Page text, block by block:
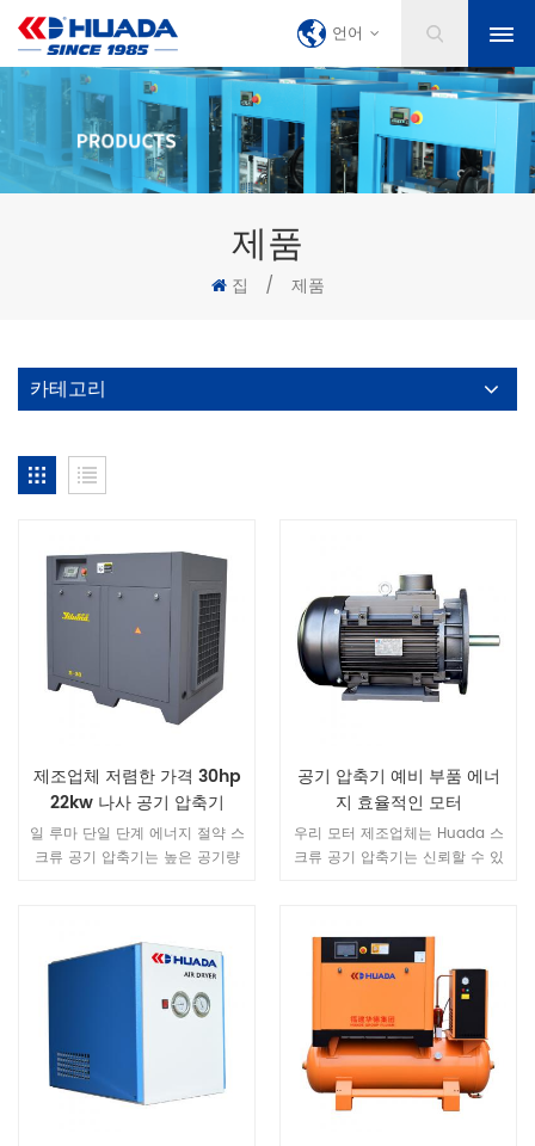
언어
제품
집 / 제품
카테고리
제조업체 저렴한 가격 30hp
22kw 나사 공기 압축기
일 루마 단일 단계 에너지 절약 스
크류 공기 압축기는 높은 공기량
공기 압축기 예비 부품 에너
지 효율적인 모터
우리 모터 제조업체는 Huada 스
크류 공기 압축기는 신뢰할 수 있
IP54 제품의 표준 구성으로 보호
수준 이상입니다.